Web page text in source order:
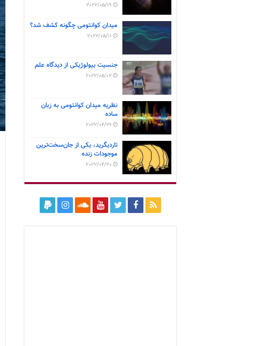
2022/05/19
میدان کوانتومی چگونه کشف شد؟
2022/05/11
جنسیت بیولوژیکی از دیدگاه علم
2022/05/02
نظریه میدان کوانتومی به زبان
ساده
2022/04/26
تاردیگرید، یکی از جان‌سخت‌ترین
موجودات زنده
2022/04/20